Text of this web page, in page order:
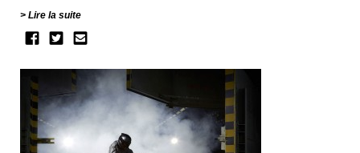
Lire la suite